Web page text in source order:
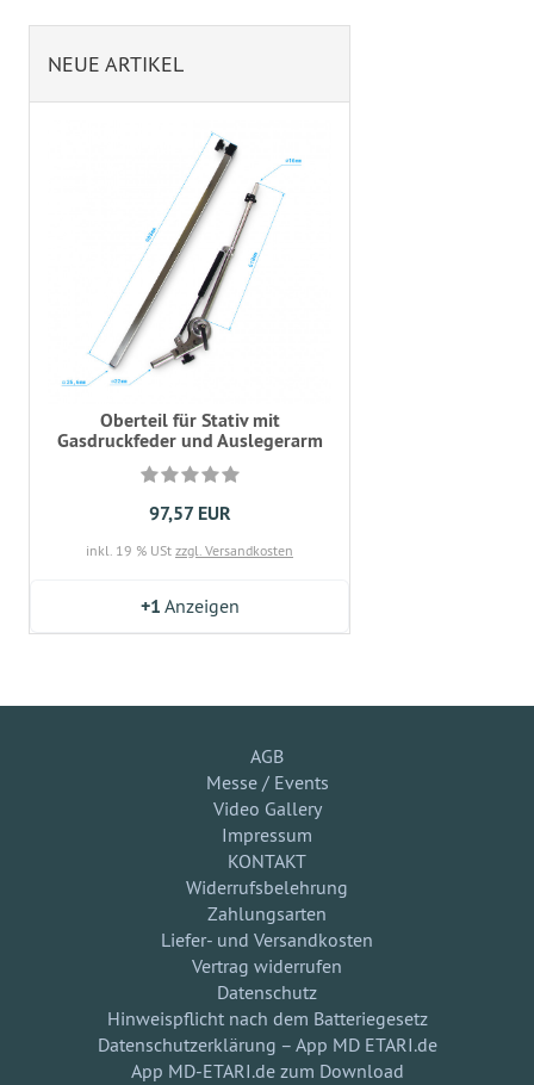
NEUE ARTIKEL
Oberteil für Stativ mit
Gasdruckfeder und Auslegerarm
97,57 EUR
inkl. 19 % USt zzgl. Versandkosten
+1 Anzeigen
AGB
Messe / Events
Video Gallery
Impressum
KONTAKT
Widerrufsbelehrung
Zahlungsarten
Liefer- und Versandkosten
Vertrag widerrufen
Datenschutz
Hinweispflicht nach dem Batteriegesetz
Datenschutzerklärung – App MD ETARI.de
App MD-ETARI.de zum Download